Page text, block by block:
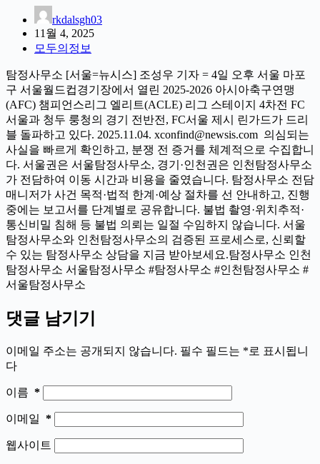
rkdalsgh03
11월 4, 2025
모두의정보
탐정사무소 [서울=뉴시스] 조성우 기자 = 4일 오후 서울 마포
구 서울월드컵경기장에서 열린 2025-2026 아시아축구연맹
(AFC) 챔피언스리그 엘리트(ACLE) 리그 스테이지 4차전 FC
서울과 청두 룽청의 경기 전반전, FC서울 제시 린가드가 드리
블 돌파하고 있다. 2025.11.04. xconfind@newsis.com 의심되는
사실을 빠르게 확인하고, 분쟁 전 증거를 체계적으로 수집합니
다. 서울권은 서울탐정사무소, 경기·인천권은 인천탐정사무소
가 전담하여 이동 시간과 비용을 줄였습니다. 탐정사무소 전담
매니저가 사건 목적·법적 한계·예상 절차를 선 안내하고, 진행
중에는 보고서를 단계별로 공유합니다. 불법 촬영·위치추적·
통신비밀 침해 등 불법 의뢰는 일절 수임하지 않습니다. 서울
탐정사무소와 인천탐정사무소의 검증된 프로세스로, 신뢰할
수 있는 탐정사무소 상담을 지금 받아보세요.탐정사무소 인천
탐정사무소 서울탐정사무소 #탐정사무소 #인천탐정사무소 #
서울탐정사무소
댓글 남기기
이메일 주소는 공개되지 않습니다. 필수 필드는 *로 표시됩니
다
이름 *
이메일 *
웹사이트